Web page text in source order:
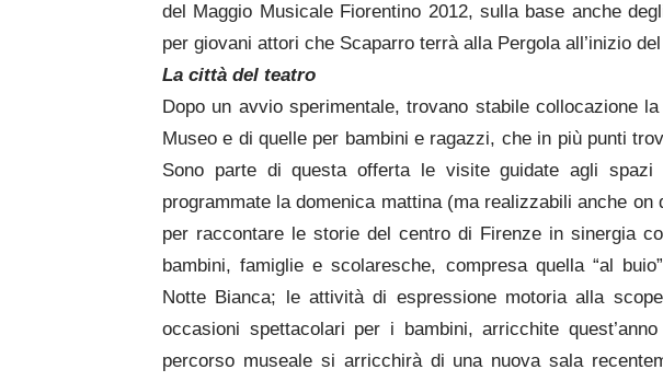
del Maggio Musicale Fiorentino 2012, sulla base anche
per giovani attori che Scaparro terrà alla Pergola all’inizio
La città del teatro
Dopo un avvio sperimentale, trovano stabile collocazione
Museo e di quelle per bambini e ragazzi, che in più punti
Sono parte di questa offerta le visite guidate agli
programmate la domenica mattina (ma realizzabili anche
per raccontare le storie del centro di Firenze in sinergia
bambini, famiglie e scolaresche, compresa quella “al
Notte Bianca; le attività di espressione motoria alla
occasioni spettacolari per i bambini, arricchite
percorso museale si arricchirà di una nuova sala